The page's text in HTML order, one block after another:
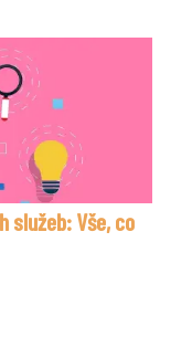
služeb: Vše, co